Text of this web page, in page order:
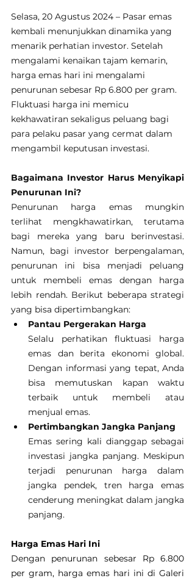
Selasa, 20 Agustus 2024 – Pasar emas
kembali menunjukkan dinamika yang
menarik perhatian investor. Setelah
mengalami kenaikan tajam kemarin,
harga emas hari ini mengalami
penurunan sebesar Rp 6.800 per gram.
Fluktuasi harga ini memicu
kekhawatiran sekaligus peluang bagi
para pelaku pasar yang cermat dalam
mengambil keputusan investasi.
Bagaimana Investor Harus Menyikapi
Penurunan Ini?
Penurunan harga emas mungkin
terlihat mengkhawatirkan, terutama
bagi mereka yang baru berinvestasi.
Namun, bagi investor berpengalaman,
penurunan ini bisa menjadi peluang
untuk membeli emas dengan harga
lebih rendah. Berikut beberapa strategi
yang bisa dipertimbangkan:
Pantau Pergerakan Harga
Selalu perhatikan fluktuasi harga
emas dan berita ekonomi global.
Dengan informasi yang tepat, Anda
bisa memutuskan kapan waktu
terbaik untuk membeli atau
menjual emas.
Pertimbangkan Jangka Panjang
Emas sering kali dianggap sebagai
investasi jangka panjang. Meskipun
terjadi penurunan harga dalam
jangka pendek, tren harga emas
cenderung meningkat dalam jangka
panjang.
Harga Emas Hari Ini
Dengan penurunan sebesar Rp 6.800
per gram, harga emas hari ini di Galeri